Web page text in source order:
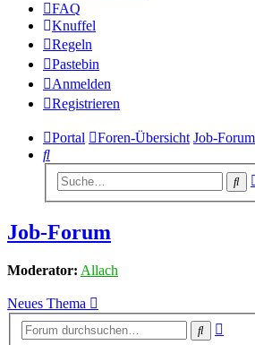
FAQ
Knuffel
Regeln
Pastebin
Anmelden
Registrieren
Portal Foren-Übersicht Job-Forum
Suche
Job-Forum
Moderator: Allach
Neues Thema
Suche